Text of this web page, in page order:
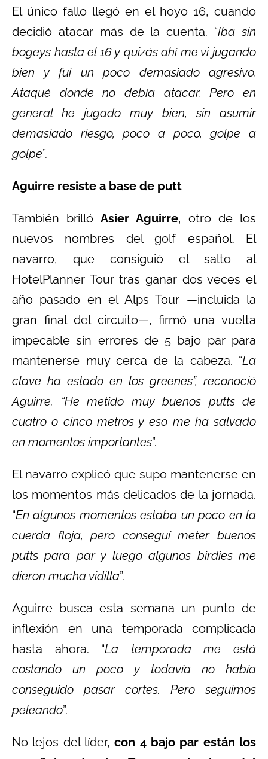
El único fallo llegó en el hoyo 16, cuando
decidió atacar más de la cuenta. “Iba sin
bogeys hasta el 16 y quizás ahí me vi jugando
bien y fui un poco demasiado agresivo.
Ataqué donde no debía atacar. Pero en
general he jugado muy bien, sin asumir
demasiado riesgo, poco a poco, golpe a
golpe”.
Aguirre resiste a base de putt
También brilló Asier Aguirre, otro de los
nuevos nombres del golf español. El
navarro, que consiguió el salto al
HotelPlanner Tour tras ganar dos veces el
año pasado en el Alps Tour —incluida la
gran final del circuito—, firmó una vuelta
impecable sin errores de 5 bajo par para
mantenerse muy cerca de la cabeza. “La
clave ha estado en los greenes”, reconoció
Aguirre. “He metido muy buenos putts de
cuatro o cinco metros y eso me ha salvado
en momentos importantes”.
El navarro explicó que supo mantenerse en
los momentos más delicados de la jornada.
“En algunos momentos estaba un poco en la
cuerda floja, pero conseguí meter buenos
putts para par y luego algunos birdies me
dieron mucha vidilla”.
Aguirre busca esta semana un punto de
inflexión en una temporada complicada
hasta ahora. “La temporada me está
costando un poco y todavía no había
conseguido pasar cortes. Pero seguimos
peleando”.
No lejos del líder,con 4 bajo par están los